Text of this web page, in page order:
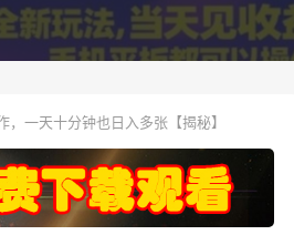
一天十分钟也日入多张【揭秘】